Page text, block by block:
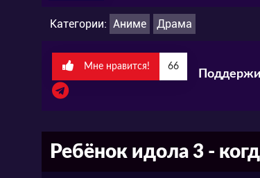
Категории: Аниме Драма
Мне нравится! 66
Ребёнок идола 3 -